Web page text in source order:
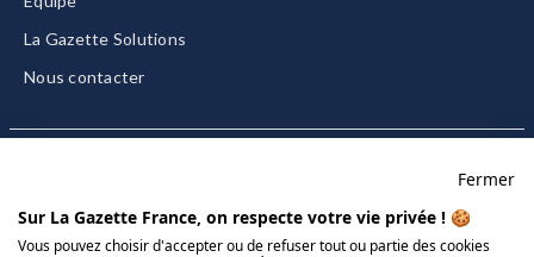
La Gazette Solutions
Nous contacter
CGU/CGV
Fermer
Sur La Gazette France, on respecte votre vie privée ! 🍪
Vous pouvez choisir d'accepter ou de refuser tout ou partie des cookies